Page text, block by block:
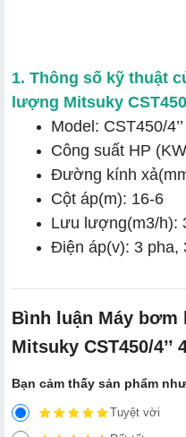
1. Thông số kỹ thuật
lượng Mitsuky CST450/
Model: CST450/
Công suất HP
Đường kính
Cột áp(m): 16-6
Lưu lượng(m3/h):
Điện áp(v): 3 pha,
Bình luận Máy
Mitsuky CST450/4’’
Bạn cảm thấy sản phẩm
Tuyệt vời